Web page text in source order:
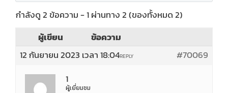
กำลังดู 2 ข้อความ - 1 ผ่านทาง 2 (ของทั้งหมด 2)
ผู้เขียน
ข้อความ
12 กันยายน 2023 เวลา 18:04
#70069
REPLY
1
ผู้เยี่ยมชม